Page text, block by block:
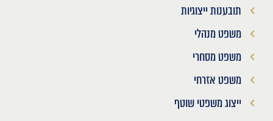
תובענות ייצוגיות
משפט מנהלי
משפט מסחרי
משפט אזרחי
ייצוג משפטי שוטף